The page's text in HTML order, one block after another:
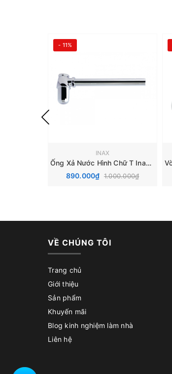
- 11%
INAX
Ống Xả Nước Hình Chữ T Inax A-676PV
890.000₫ 1.000.000₫
VỀ CHÚNG TÔI
Trang chủ
Giới thiệu
Sản phẩm
Khuyến mãi
Blog kinh nghiệm làm nhà
Liên hệ